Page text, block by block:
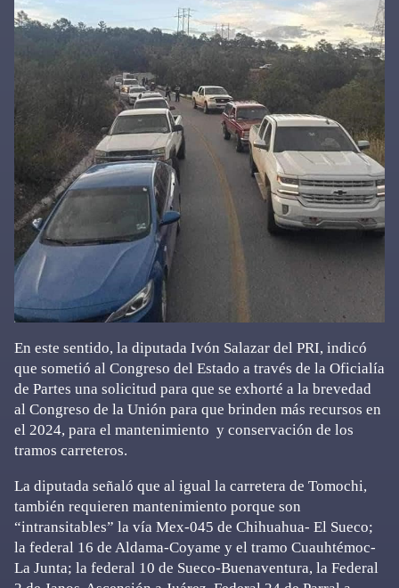
En este sentido, la diputada Ivón Salazar del PRI, indicó
que sometió al Congreso del Estado a través de la Oficialía
de Partes una solicitud para que se exhorté a la brevedad
al Congreso de la Unión para que brinden más recursos en
el 2024, para el mantenimiento y conservación de los
tramos carreteros.
La diputada señaló que al igual la carretera de Tomochi,
también requieren mantenimiento porque son
“intransitables” la vía Mex-045 de Chihuahua- El Sueco;
la federal 16 de Aldama-Coyame y el tramo Cuauhtémoc-
La Junta; la federal 10 de Sueco-Buenaventura, la Federal